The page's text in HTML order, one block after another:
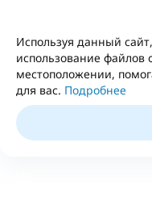
Используя данный
использование файлов
местоположении,
для вас. Подробнее